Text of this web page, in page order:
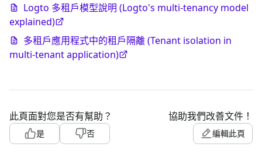
Logto 多租戶模型說明 (Logto's multi-tenancy model
explained)
多租戶應用程式中的租戶隔離 (Tenant isolation in
multi-tenant application)
此頁面對您是否有幫助？
是 否
協助我們改善文件！
編輯此頁